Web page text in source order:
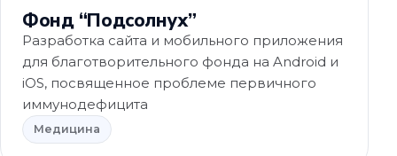
Фонд “Подсолнух”
Разработка сайта и мобильного приложения
для благотворительного фонда на Android и
iOS, посвященное проблеме первичного
иммунодефицита
Медицина